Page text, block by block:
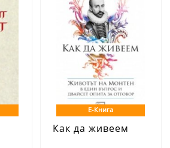
Е-Книга
Как да живеем